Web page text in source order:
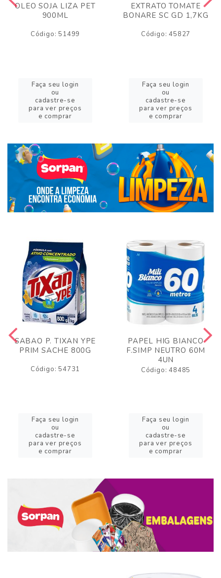
OLEO SOJA LIZA PET
900ML
Código: 51499
Faça seu login
ou
cadastre-se
para ver preços
e comprar
EXTRATO TOMATE
BONARE SC GD 1,7KG
Código: 45827
Faça seu login
ou
cadastre-se
para ver preços
e comprar
SABAO P. TIXAN YPE
PRIM SACHE 800G
Código: 54731
Faça seu login
ou
cadastre-se
para ver preços
e comprar
PAPEL HIG BIANCO
F.SIMP NEUTRO 60M
4UN
Código: 48485
Faça seu login
ou
cadastre-se
para ver preços
e comprar